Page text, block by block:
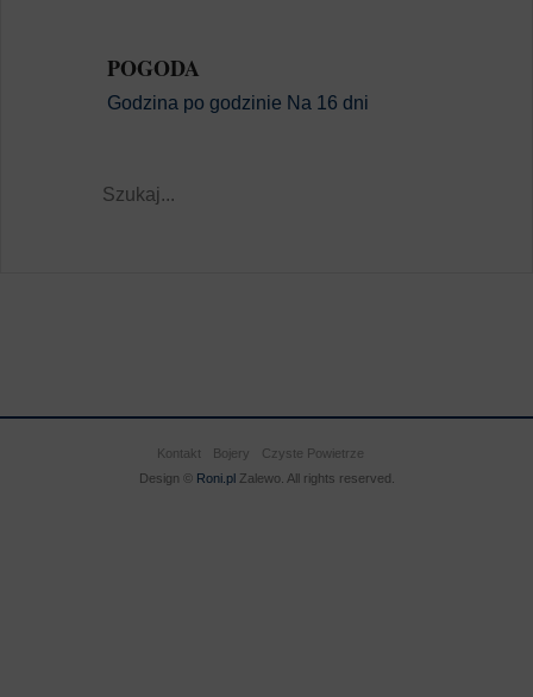
POGODA
Godzina po godzinie Na 16 dni
Kontakt Bojery
Czyste Powietrze
Design © Roni.plZalewo. All rights reserved.